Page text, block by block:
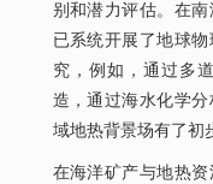
别和潜力评估。在
已系统开展了地球
究，例如，通过多
造，通过海水化学
域地热背景场有了初
在海洋矿产与地热